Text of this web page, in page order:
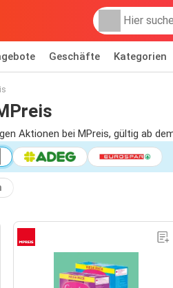
Geschäfte Kategorien
Aktionen bei MPreis, gültig ab